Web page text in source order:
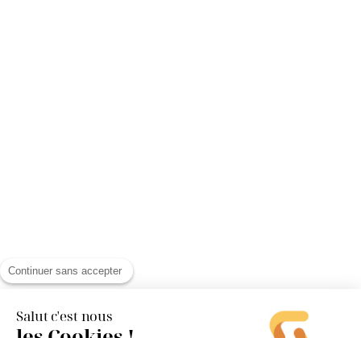
Continuer sans accepter
Salut c'est nous